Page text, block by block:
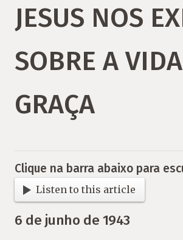
JESUS NOS
SOBRE A
GRAÇA
Clique na barra abaixo para
Listen to this article
6 de junho de 1943